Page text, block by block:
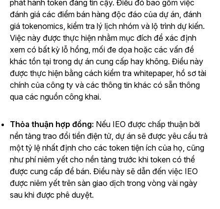
phát hành token đáng tin cậy. Điều đó bao gồm việc
đánh giá các điểm bán hàng độc đáo của dự án, đánh
giá tokenomics, kiểm tra lý lịch nhóm và lộ trình dự kiến.
Việc này được thực hiện nhằm mục đích để xác định
xem có bất kỳ lỗ hổng, mối đe dọa hoặc các vấn đề
khác tồn tại trong dự án cung cấp hay không. Điều này
được thực hiện bằng cách kiểm tra whitepaper, hồ sơ tài
chính của công ty và các thông tin khác có sẵn thông
qua các nguồn công khai.
Thỏa thuận hợp đồng: Nếu IEO được chấp thuận bởi
nền tảng trao đổi tiền điện tử, dự án sẽ được yêu cầu trả
một tỷ lệ nhất định cho các token tiện ích của họ, cũng
như phí niêm yết cho nền tảng trước khi token có thể
được cung cấp để bán. Điều này sẽ dẫn đến việc IEO
được niêm yết trên sàn giao dịch trong vòng vài ngày
sau khi được phê duyệt.